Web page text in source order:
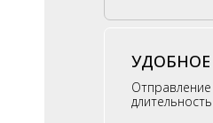
УДОБНОЕ